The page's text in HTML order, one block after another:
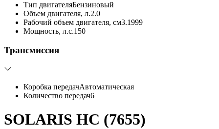
Тип двигателяБензиновый
Объем двигателя, л.2.0
Рабочий объем двигателя, см3.1999
Мощность, л.с.150
Трансмиссия
Коробка передачАвтоматическая
Количество передач6
SOLARIS HC (7655)